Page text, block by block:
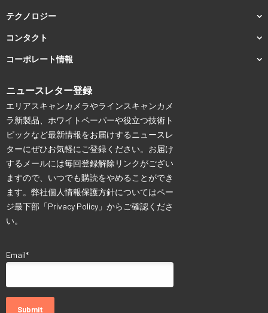
テクノロジー
コンタクト
コーポレート情報
ニュースレター登録
エリアスキャンカメラやラインスキャンカメ
ラ新製品、ホワイトペーパーや役立つ技術ト
ピックなど最新情報をお届けするニュースレ
ターにぜひお気軽にご登録ください。お届け
するメールには毎回登録解除リンクがござい
ますので、いつでも購読をやめることができ
ます。弊社個人情報保護方針についてはペー
ジ最下部「Privacy Policy」からご確認くださ
い。
Email*